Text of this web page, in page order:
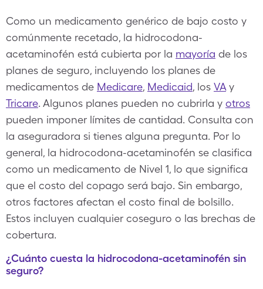
Como un medicamento genérico de bajo costo y
comúnmente recetado, la hidrocodona-
acetaminofén está cubierta por la mayoría de los
planes de seguro, incluyendo los planes de
medicamentos de Medicare, Medicaid, los VA y
Tricare. Algunos planes pueden no cubrirla y otros
pueden imponer límites de cantidad. Consulta con
la aseguradora si tienes alguna pregunta. Por lo
general, la hidrocodona-acetaminofén se clasifica
como un medicamento de Nivel 1, lo que significa
que el costo del copago será bajo. Sin embargo,
otros factores afectan el costo final de bolsillo.
Estos incluyen cualquier coseguro o las brechas de
cobertura.
¿Cuánto cuesta la hidrocodona-acetaminofén sin
seguro?